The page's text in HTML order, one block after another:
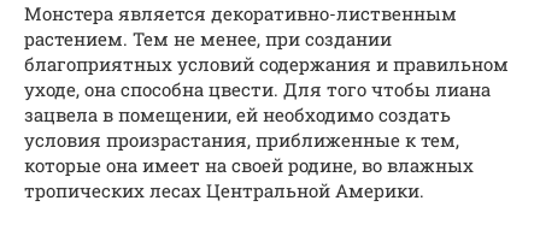
Монстера является декоративно-лиственным
растением. Тем не менее, при создании
благоприятных условий содержания и правильном
уходе, она способна цвести. Для того чтобы лиана
зацвела в помещении, ей необходимо создать
условия произрастания, приближенные к тем,
которые она имеет на своей родине, во влажных
тропических лесах Центральной Америки.